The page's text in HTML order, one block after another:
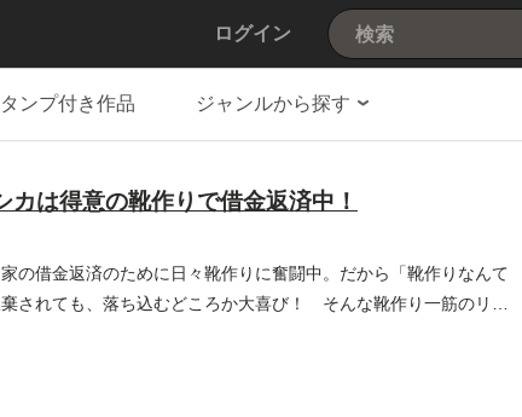
ログイン
ンプ付き作品 ジャンルから探す
は得意の靴作りで借金返済中！
の借金返済のために日々靴作りに奮闘中。だから「靴作りなんて
されても、落ち込むどころか大喜び！ そんな靴作り一筋のリル